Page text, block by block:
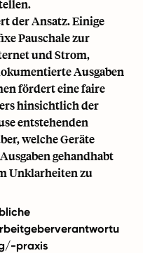
der Ansatz. Einige
Pauschale zur
und Strom,
Ausgaben
fördert eine faire
hinsichtlich der
entstehenden
welche Geräte
gehandhabt
Unklarheiten zu
praxis